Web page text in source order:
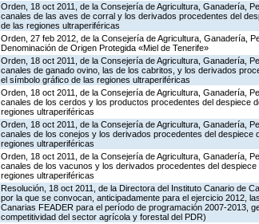
Orden, 18 oct 2011, de la Consejería de Agricultura, Ganadería,
canales de las aves de corral y los derivados procedentes del
de las regiones ultraperiféricas
Orden, 27 feb 2012, de la Consejería de Agricultura, Ganadería,
Denominación de Origen Protegida «Miel de Tenerife»
Orden, 18 oct 2011, de la Consejería de Agricultura, Ganadería,
canales de ganado ovino, las de los cabritos, y los derivados
el símbolo gráfico de las regiones ultraperiféricas
Orden, 18 oct 2011, de la Consejería de Agricultura, Ganadería,
canales de los cerdos y los productos procedentes del despiece
regiones ultraperiféricas
Orden, 18 oct 2011, de la Consejería de Agricultura, Ganadería,
canales de los conejos y los derivados procedentes del
regiones ultraperiféricas
Orden, 18 oct 2011, de la Consejería de Agricultura, Ganadería,
canales de los vacunos y los derivados procedentes del
regiones ultraperiféricas
Resolución, 18 oct 2011, de la Directora del Instituto Canario de
por la que se convocan, anticipadamente para el ejercicio 2012,
Canarias FEADER para el período de programación 2007-2013,
competitividad del sector agrícola y forestal del PDR)